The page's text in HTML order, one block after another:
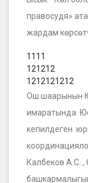
правосудя»
жардам
1111
121212
1212121212
Ош шаарынын
имаратында
кепилдеген
Калбеков А.С.